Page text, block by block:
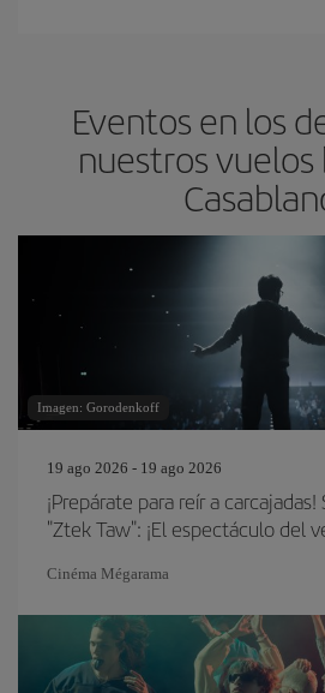
Eventos en los
nuestros vuelos
Imagen: Gorodenkoff
19 ago 2026 - 19 ago 2026
¡Prepárate para reír a
"Ztek Taw": ¡El espectáculo del
Cinéma Mégarama